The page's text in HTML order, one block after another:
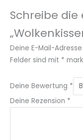
Schreibe die
Deine E-Mail-
Felder sind mit *
Deine Bewertung *
Deine Rezension *